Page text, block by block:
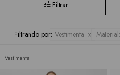
Filtrando por: Vestimenta Material:
Vestimenta